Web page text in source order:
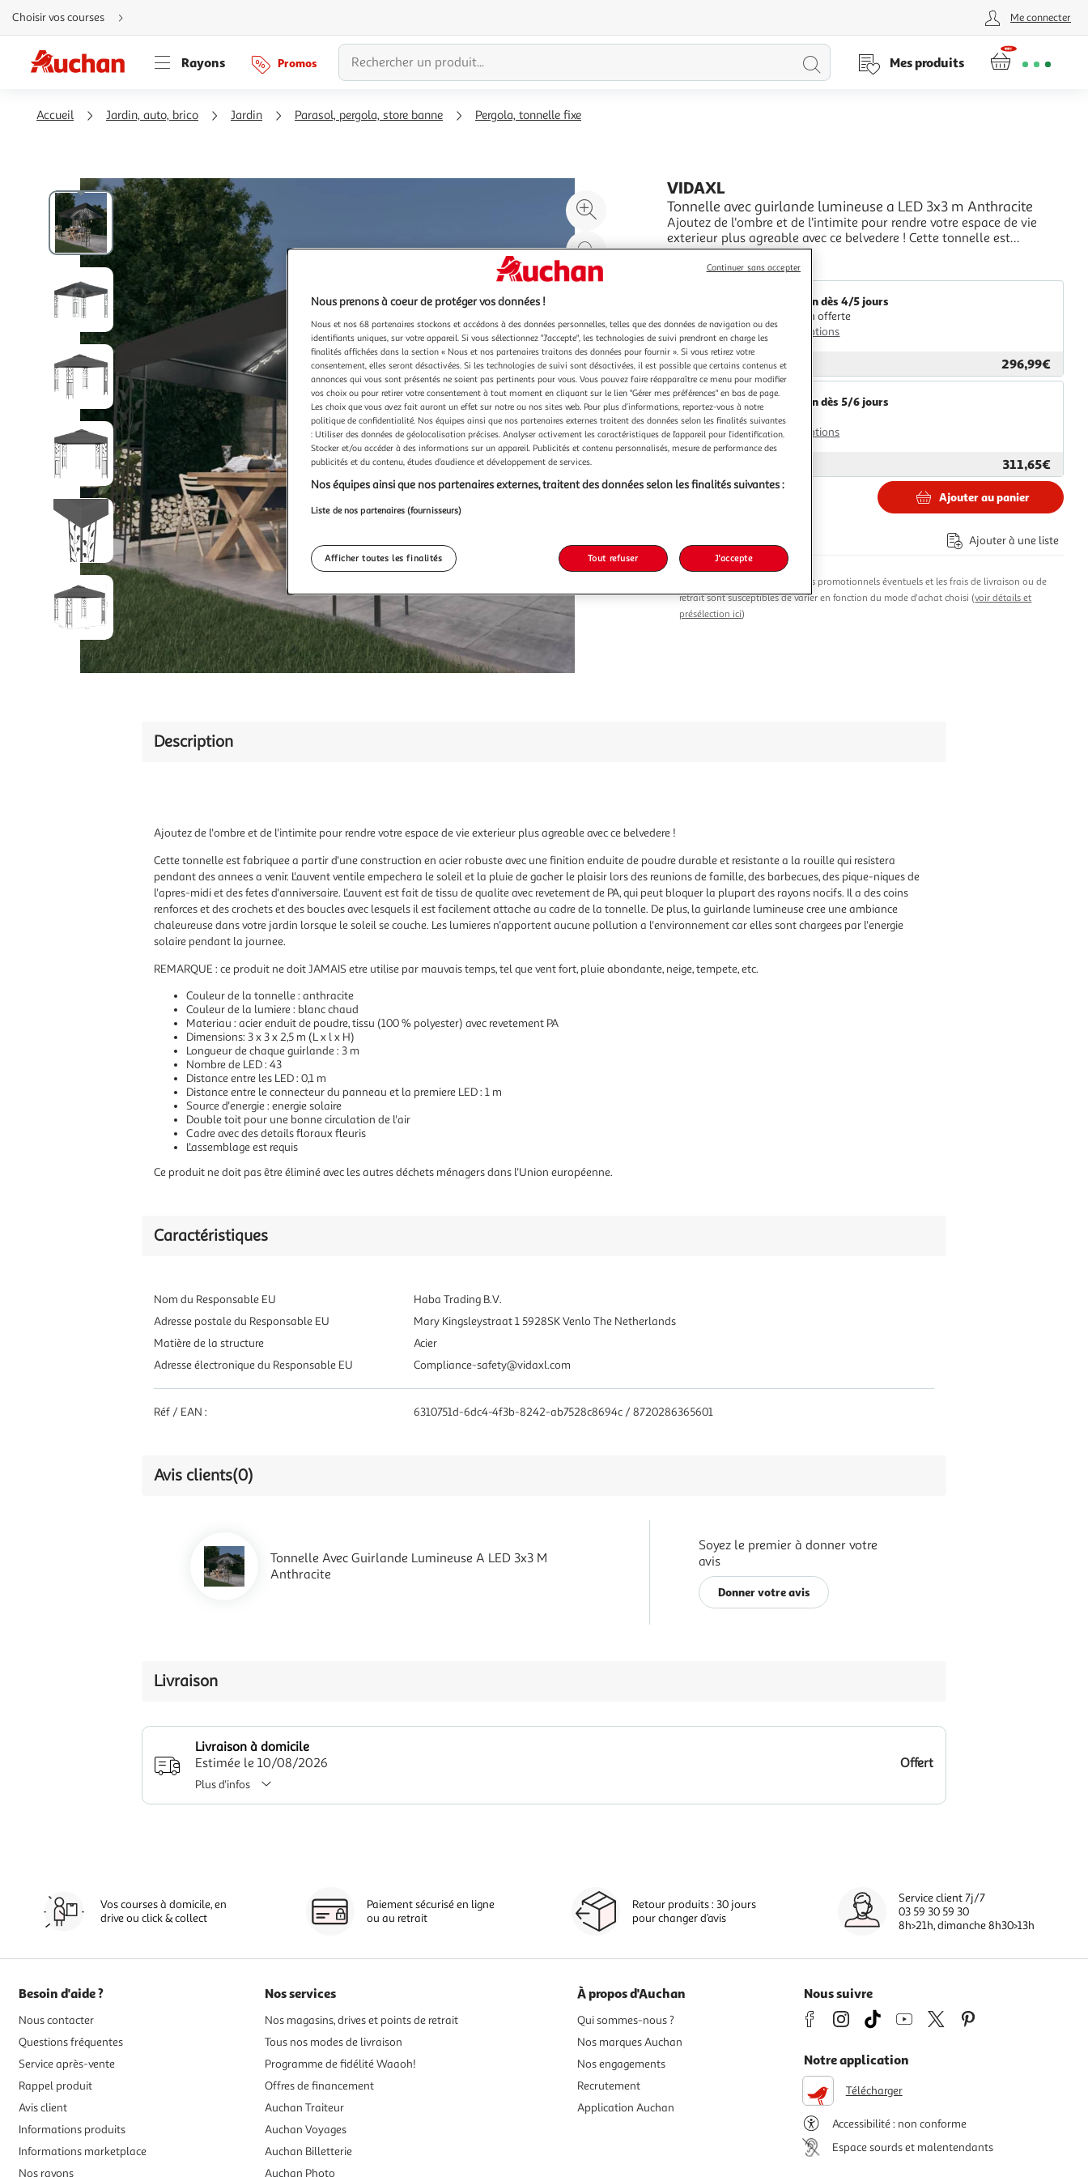
Aller
directement
au
Aller
directement
à
Aller
directement
rubrique
besoin
Choisir vos courses Me connecter
Rayons Promos
Lancer
Mes produits
Accueil Jardin, auto, brico Jardin Parasol, pergola, store banne Pergola, tonnelle fixe
Agrandir
l'illustration
à
200%
Réduire
l'illustration
à
%
Partager
produit
VIDAXL
Tonnelle avec guirlande lumineuse a LED 3x3 m Anthracite
Ajoutez de l'ombre et de l'intimite pour rendre votre espace de vie
exterieur plus agreable avec ce belvedere ! Cette tonnelle est
fabriquee a partir d'une construction en acier robuste avec une
finition enduite de poudre durable et resistante a la rouille qui
resistera pendant des annees a venir. L
En savoir +
Vendu parVidaXL
Livraison dès 4/5 jours
Livraison offerte
Plus d'options
Vendu parVidaXL 296,99€
Livraison dès 5/6 jours
4,99€
Plus d'options
311,65€
Ajouter au panier
Ajouter à une liste
Le prix du produit, les avantages promotionnels éventuels et les frais de livraison ou de
retrait sont susceptibles de varier en fonction du mode d'achat choisi (voir détails et
présélection ici)
Description
Ajoutez de l'ombre et de l'intimite pour rendre votre espace de vie exterieur plus agreable avec ce belvedere !
Cette tonnelle est fabriquee a partir d'une construction en acier robuste avec une finition enduite de poudre durable et resistante a la rouille qui resistera
pendant des annees a venir. L'auvent ventile empechera le soleil et la pluie de gacher le plaisir lors des reunions de famille, des barbecues, des pique-niques de
l'apres-midi et des fetes d'anniversaire. L'auvent est fait de tissu de qualite avec revetement de PA, qui peut bloquer la plupart des rayons nocifs. Il a des coins
renforces et des crochets et des boucles avec lesquels il est facilement attache au cadre de la tonnelle. De plus, la guirlande lumineuse cree une ambiance
chaleureuse dans votre jardin lorsque le soleil se couche. Les lumieres n'apportent aucune pollution a l'environnement car elles sont chargees par l'energie
solaire pendant la journee.
REMARQUE : ce produit ne doit JAMAIS etre utilise par mauvais temps, tel que vent fort, pluie abondante, neige, tempete, etc.
Couleur de la tonnelle : anthracite
Couleur de la lumiere : blanc chaud
Materiau : acier enduit de poudre, tissu (100 % polyester) avec revetement PA
Dimensions: 3 x 3 x 2,5 m (L x l x H)
Longueur de chaque guirlande : 3 m
Nombre de LED : 43
Distance entre les LED : 0,1 m
Distance entre le connecteur du panneau et la premiere LED : 1 m
Source d'energie : energie solaire
Double toit pour une bonne circulation de l'air
Cadre avec des details floraux fleuris
L'assemblage est requis
Ce produit ne doit pas être éliminé avec les autres déchets ménagers dans l'Union européenne.
Caractéristiques
Nom du Responsable EU
Haba Trading B.V.
Adresse postale du Responsable EU
Mary Kingsleystraat 1 5928SK Venlo The Netherlands
Matière de la structure
Acier
Adresse électronique du Responsable EU
Compliance-safety@vidaxl.com
Réf / EAN : 6310751d-6dc4-4f3b-8242-ab7528c8694c / 8720286365601
Avis clients(0)
Tonnelle Avec Guirlande Lumineuse A LED 3x3 M
Anthracite
Soyez le premier à donner votre
avis
Donner votre avis
Livraison
Livraison à domicile
Estimée le 10/08/2026
Offert
Plus d'infos
Vos courses à domicile, en
drive ou click & collect
Paiement sécurisé en ligne
ou au retrait
Retour produits : 30 jours
pour changer d’avis
Service client 7j/7
03 59 30 59 30
8h>21h, dimanche 8h30>13h
Besoin d'aide ?
Nous contacter
Questions fréquentes
Service après-vente
Rappel produit
Avis client
Informations produits
Informations marketplace
Nos rayons
Nos services
Nos magasins, drives et points de retrait
Tous nos modes de livraison
Programme de fidélité Waaoh!
Offres de financement
Auchan Traiteur
Auchan Voyages
Auchan Billetterie
Auchan Photo
À propos d'Auchan
Qui sommes-nous ?
Nos marques Auchan
Nos engagements
Recrutement
Application Auchan
Nous suivre
Notre application
Télécharger
Accessibilité : non conforme
Espace sourds et malentendants
Nous prenons à coeur de protéger vos données !
Nous et nos 68 partenaires stockons et accédons à des données personnelles, telles que des données de navigation ou des
identifiants uniques, sur votre appareil. Si vous sélectionnez "J'accepte", les technologies de suivi prendront en charge les
finalités affichées dans la section « Nous et nos partenaires traitons des données pour fournir ». Si vous retirez votre
consentement, elles seront désactivées. Si les technologies de suivi sont désactivées, il est possible que certains contenus et
annonces qui vous sont présentés ne soient pas pertinents pour vous. Vous pouvez faire réapparaître ce menu pour modifier
vos choix ou pour retirer votre consentement à tout moment en cliquant sur le lien "Gérer mes préférences" en bas de page.
Les choix que vous avez fait auront un effet sur notre ou nos sites web. Pour plus d’informations, reportez-vous à notre
politique de confidentialité. Nos équipes ainsi que nos partenaires externes traitent des données selon les finalités suivantes
: Utiliser des données de géolocalisation précises. Analyser activement les caractéristiques de l’appareil pour l’identification.
Stocker et/ou accéder à des informations sur un appareil. Publicités et contenu personnalisés, mesure de performance des
publicités et du contenu, études d’audience et développement de services.
Nos équipes ainsi que nos partenaires externes, traitent des données selon les finalités suivantes :
Liste de nos partenaires (fournisseurs)
Afficher toutes les finalités Tout refuser J'accepte
Continuer sans accepter